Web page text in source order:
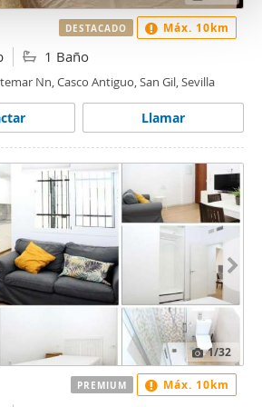
1 Baño
Nn, Casco Antiguo, San Gil, Sevilla
Llamar
DESTACADO Máx. 10km
1/32
PREMIUM Máx. 10km